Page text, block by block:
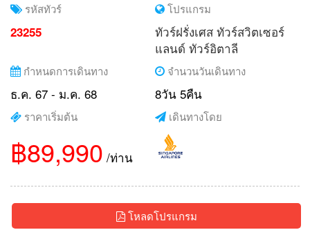
รหัสทัวร์
23255
โปรแกรม
ทัวร์ฝรั่งเศส ทัวร์สวิตเซอร์
แลนด์ ทัวร์อิตาลี
กำหนดการเดินทาง
ธ.ค. 67 - ม.ค. 68
จำนวนวันเดินทาง
8วัน 5คืน
ราคาเริ่มต้น
฿89,990 /ท่าน
เดินทางโดย
โหลดโปรแกรม